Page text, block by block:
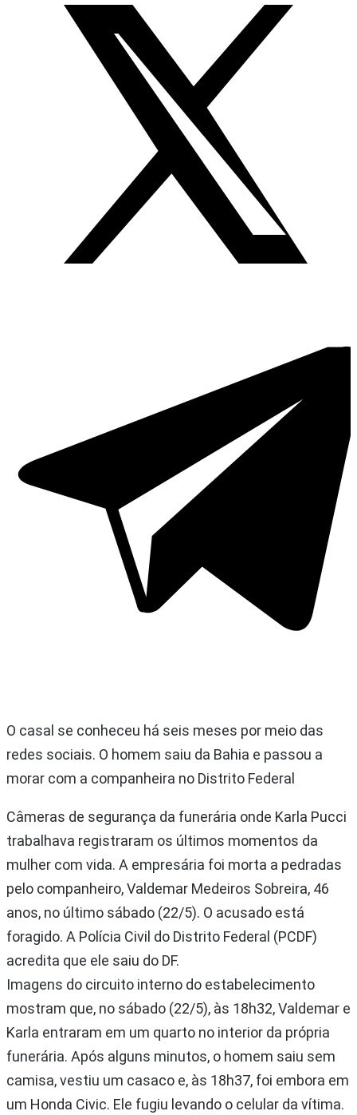
O casal se conheceu há seis meses por meio das
redes sociais. O homem saiu da Bahia e passou a
morar com a companheira no Distrito Federal
Câmeras de segurança da funerária onde Karla Pucci
trabalhava registraram os últimos momentos da
mulher com vida. A empresária foi morta a pedradas
pelo companheiro, Valdemar Medeiros Sobreira, 46
anos, no último sábado (22/5). O acusado está
foragido. A Polícia Civil do Distrito Federal (PCDF)
acredita que ele saiu do DF.
Imagens do circuito interno do estabelecimento
mostram que, no sábado (22/5), às 18h32, Valdemar e
Karla entraram em um quarto no interior da própria
funerária. Após alguns minutos, o homem saiu sem
camisa, vestiu um casaco e, às 18h37, foi embora em
um Honda Civic. Ele fugiu levando o celular da vítima.